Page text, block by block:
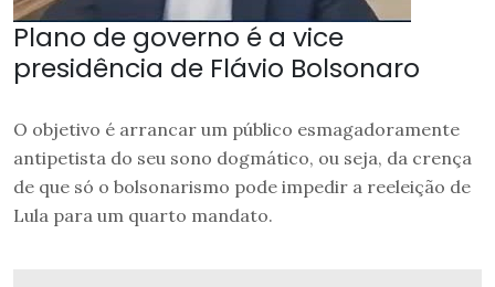
Plano de governo é a vice
presidência de Flávio Bolsonaro
O objetivo é arrancar um público esmagadoramente
antipetista do seu sono dogmático, ou seja, da crença
de que só o bolsonarismo pode impedir a reeleição de
Lula para um quarto mandato.